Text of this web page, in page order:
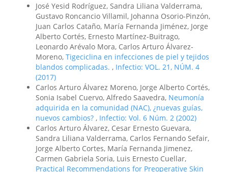
José Yesid Rodríguez, Sandra Liliana Valderrama,
Gustavo Roncancio Villamil, Johanna Osorio-Pinzón,
Juan Carlos Cataño, María Fernanda Jiménez, Jorge
Alberto Cortés, Ernesto Martínez-Buitrago,
Leonardo Arévalo Mora, Carlos Arturo Álvarez-
Moreno, Tigeciclina en infecciones de piel y tejidos
blandos complicadas. , Infectio: VOL. 21, NÚM. 4
(2017)
Carlos Arturo Álvarez Moreno, Jorge Alberto Cortés,
Sonia Isabel Cuervo, Alfredo Saavedra, Neumonía
adquirida en la comunidad (NAC), ¿nuevas guías,
nuevos cambios? , Infectio: Vol. 6 Núm. 2 (2002)
Carlos Arturo Álvarez, Cesar Ernesto Guevara,
Sandra Liliana Valderrama, Carlos Fernando Sefair,
Jorge Alberto Cortes, María Fernanda Jimenez,
Carmen Gabriela Soria, Luis Ernesto Cuellar,
Practical Recommendations for Preoperative Skin